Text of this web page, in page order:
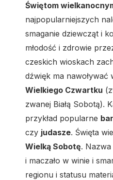
Świętom
najpopularniejszych
smaganie dziewcząt i
młodość i zdrowie
czeskich wioskach
dźwięk ma nawoływać
Wielkiego Czwartku
zwanej Białą Sobotą).
przykład popularne
czy judasze. Święta
Wielką Sobotę.
i maczało w winie i
regionu i statusu